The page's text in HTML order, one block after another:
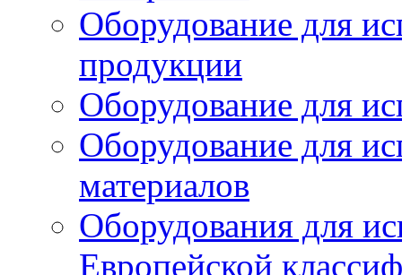
Оборудование для
продукции
Оборудование для
Оборудование для
материалов
Оборудования для
Европейской